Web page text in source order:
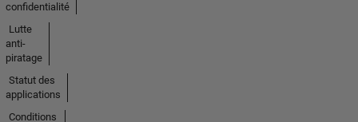
confidentialité
Lutte
anti-
piratage
Statut des
applications
Conditions